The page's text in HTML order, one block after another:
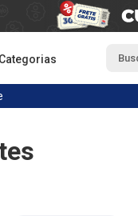
Categorias